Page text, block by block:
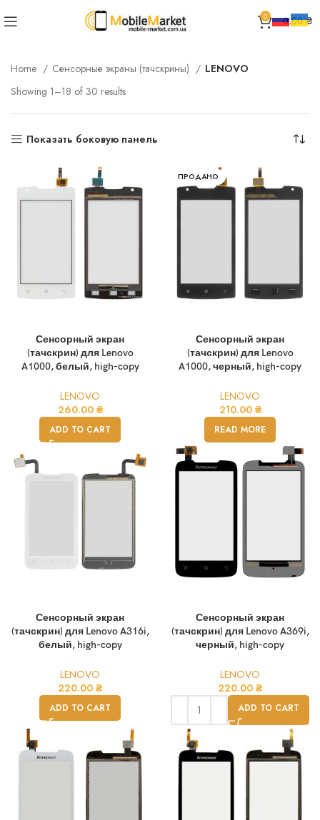
0 0.00₴
Home Сенсорные экраны (тачскрины)
LENOVO
Showing 1–18 of 30 results
Показать боковую панель
Сенсорный экран
(тачскрин) для Lenovo
A1000, белый, high-copy
LENOVO
260.00 ₴
ADD TO CART
ПРОДАНО
Сенсорный экран
(тачскрин) для Lenovo
A1000, черный, high-copy
LENOVO
210.00 ₴
READ MORE
Сенсорный экран
(тачскрин) для Lenovo A316i,
белый, high-copy
LENOVO
220.00 ₴
ADD TO CART
Сенсорный экран
(тачскрин) для Lenovo A369i,
черный, high-copy
LENOVO
220.00 ₴
ADD TO CART